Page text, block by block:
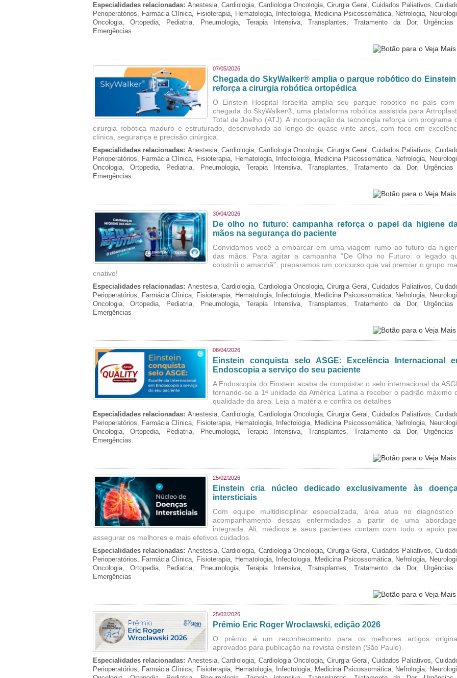
Especialidades relacionadas: Anestesia, Cardiologia, Cardiologia Oncologia, Cirurgia Geral, Cuidados Paliativos,
Perioperatórios, Farmácia Clínica, Fisioterapia, Hematologia, Infectologia, Medicina Psicossomática, Nefrologia,
Oncologia, Ortopedia, Pediatria, Pneumologia, Terapia Intensiva, Transplantes, Tratamento da Dor,
Emergências
07/05/2026
Chegada do SkyWalker® amplia o parque robótico do Einstein
reforça a cirurgia robótica ortopédica
O Einstein Hospital Israelita amplia seu parque robótico no país com
chegada do SkyWalker®, uma plataforma robótica assistida para
Total de Joelho (ATJ). A incorporação da tecnologia reforça um programa
cirurgia robótica maduro e estruturado, desenvolvido ao longo de quase vinte anos, com foco em
clínica, segurança e precisão cirúrgica.
Especialidades relacionadas: Anestesia, Cardiologia, Cardiologia Oncologia, Cirurgia Geral, Cuidados Paliativos,
Perioperatórios, Farmácia Clínica, Fisioterapia, Hematologia, Infectologia, Medicina Psicossomática, Nefrologia,
Oncologia, Ortopedia, Pediatria, Pneumologia, Terapia Intensiva, Transplantes, Tratamento da Dor,
Emergências
30/04/2026
De olho no futuro: campanha reforça o papel da higiene
mãos na segurança do paciente
Convidamos você a embarcar em uma viagem rumo ao futuro da
das mãos. Para agitar a campanha “De Olho no Futuro: o legado
constrói o amanhã”, preparamos um concurso que vai premiar o grupo
criativo!
Especialidades relacionadas: Anestesia, Cardiologia, Cardiologia Oncologia, Cirurgia Geral, Cuidados Paliativos,
Perioperatórios, Farmácia Clínica, Fisioterapia, Hematologia, Infectologia, Medicina Psicossomática, Nefrologia,
Oncologia, Ortopedia, Pediatria, Pneumologia, Terapia Intensiva, Transplantes, Tratamento da Dor,
Emergências
08/04/2026
Einstein conquista selo ASGE: Excelência Internacional
Endoscopia a serviço do seu paciente
A Endoscopia do Einstein acaba de conquistar o selo internacional da
tornando-se a 1ª unidade da América Latina a receber o padrão máximo
qualidade da área. Leia a matéria e confira os detalhes
Especialidades relacionadas: Anestesia, Cardiologia, Cardiologia Oncologia, Cirurgia Geral, Cuidados Paliativos,
Perioperatórios, Farmácia Clínica, Fisioterapia, Hematologia, Infectologia, Medicina Psicossomática, Nefrologia,
Oncologia, Ortopedia, Pediatria, Pneumologia, Terapia Intensiva, Transplantes, Tratamento da Dor,
Emergências
25/02/2026
Einstein cria núcleo dedicado exclusivamente às
intersticiais
Com equipe multidisciplinar especializada, área atua no diagnóstico
acompanhamento dessas enfermidades a partir de uma
integrada. Ali, médicos e seus pacientes contam com todo o apoio
assegurar os melhores e mais efetivos cuidados.
Especialidades relacionadas: Anestesia, Cardiologia, Cardiologia Oncologia, Cirurgia Geral, Cuidados Paliativos,
Perioperatórios, Farmácia Clínica, Fisioterapia, Hematologia, Infectologia, Medicina Psicossomática, Nefrologia,
Oncologia, Ortopedia, Pediatria, Pneumologia, Terapia Intensiva, Transplantes, Tratamento da Dor,
Emergências
25/02/2026
Prêmio Eric Roger Wroclawski, edição 2026
O prêmio é um reconhecimento para os melhores artigos
aprovados para publicação na revista einstein (São Paulo).
Especialidades relacionadas: Anestesia, Cardiologia, Cardiologia Oncologia, Cirurgia Geral, Cuidados Paliativos,
Perioperatórios, Farmácia Clínica, Fisioterapia, Hematologia, Infectologia, Medicina Psicossomática, Nefrologia,